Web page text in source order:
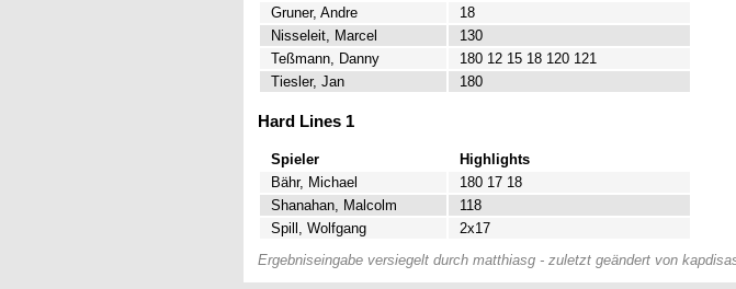
Gruner, Andre
18
Nisseleit, Marcel
130
Teßmann, Danny
180 12 15 18 120 121
Tiesler, Jan
180
Hard Lines 1
Spieler
Highlights
Bähr, Michael
180 17 18
Shanahan, Malcolm
118
Spill, Wolfgang
2x17
Ergebniseingabe versiegelt durch matthiasg - zuletzt geändert von